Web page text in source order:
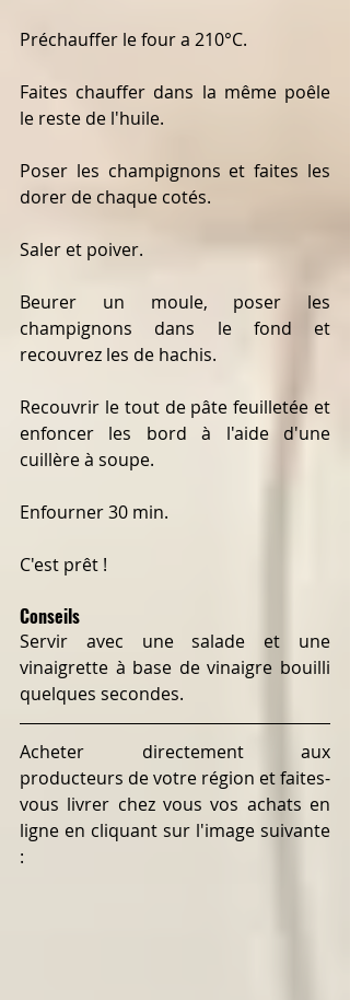
Préchauffer le four a 210°C.
Faites chauffer dans la même poêle
le reste de l'huile.
Poser les champignons et faites les
dorer de chaque cotés.
Saler et poiver.
Beurer un moule, poser les
champignons dans le fond et
recouvrez les de hachis.
Recouvrir le tout de pâte feuilletée et
enfoncer les bord à l'aide d'une
cuillère à soupe.
Enfourner 30 min.
C'est prêt !
Conseils
Servir avec une salade et une
vinaigrette à base de vinaigre bouilli
quelques secondes.
Acheter directement aux
producteurs de votre région et faites-
vous livrer chez vous vos achats en
ligne en cliquant sur l'image suivante
: